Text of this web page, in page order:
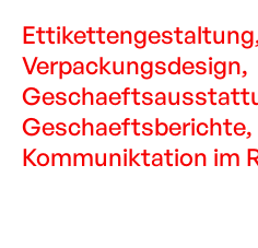
Verpackungsdesign,
Kommuniktation im